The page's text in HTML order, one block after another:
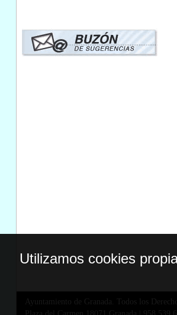
Ayuntamiento de Granada. Todos los
Utilizamos cookies